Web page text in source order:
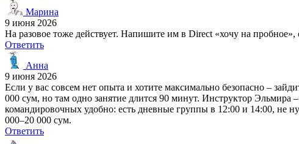
Марина
9 июня 2026
На разовое тоже действует. Напишите им в Direct «хочу на
Ответить
Анна
9 июня 2026
Если у вас совсем нет опыта и хотите максимально безопасно –
000 сум, но там одно занятие длится 90 минут. Инструктор Эльмира
командировочных удобно: есть дневные группы в 12:00 и 14:00, не
000–20 000 сум.
Ответить